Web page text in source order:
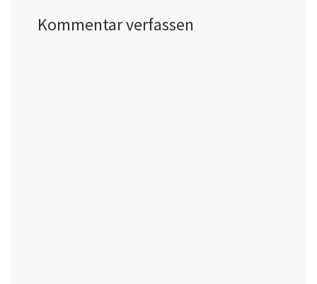
Kommentar verfassen